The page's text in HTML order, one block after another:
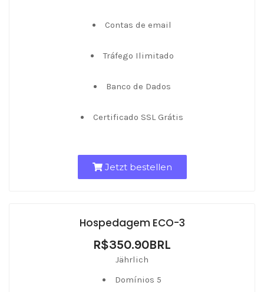
Contas de email
Tráfego Ilimitado
Banco de Dados
Certificado SSL Grátis
Jetzt bestellen
Hospedagem ECO-3
R$350.90BRL
Jährlich
Domínios 5